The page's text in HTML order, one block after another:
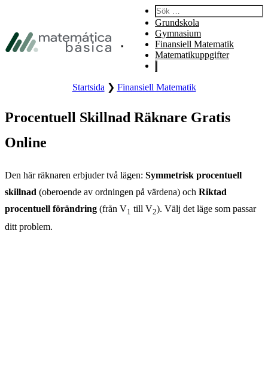
Gå till sidfot
Öppna webbplatsens huvudmeny.
Sök:
Grundskola
Gymnasium
Finansiell Matematik
Matematikuppgifter
Startsida ❯ Finansiell Matematik
Procentuell Skillnad Räknare Gratis
Online
Den här räknaren erbjuder två lägen: Symmetrisk procentuell
skillnad (oberoende av ordningen på värdena) och Riktad
procentuell förändring (från V1 till V2). Välj det läge som passar
ditt problem.